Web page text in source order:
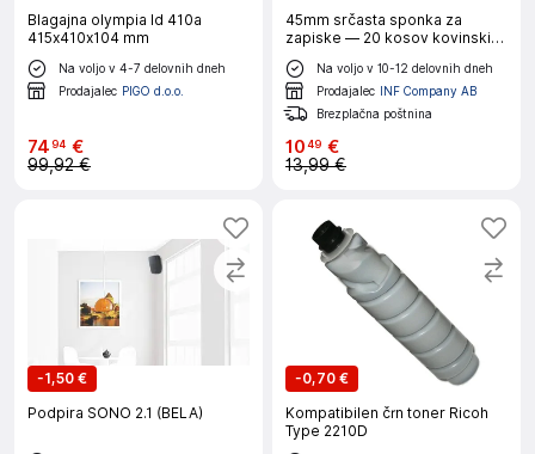
Blagajna olympia ld 410a
415x410x104 mm
Na voljo v 4-7 delovnih dneh
Prodajalec PIGO d.o.o.
7494 €
99,92 €
45mm srčasta sponka za
zapiske — 20 kosov kovinskih
držal Gold
Na voljo v 10-12 delovnih dneh
Prodajalec INF Company AB
Brezplačna poštnina
1049 €
13,99 €
-1,50 €
Podpira SONO 2.1 (BELA)
-0,70 €
Kompatibilen črn toner Ricoh
Type 2210D